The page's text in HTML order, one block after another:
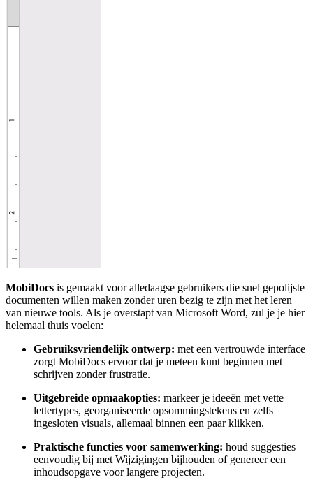
MobiDocs is gemaakt voor alledaagse gebruikers die snel gepolijste
documenten willen maken zonder uren bezig te zijn met het leren
van nieuwe tools. Als je overstapt van Microsoft Word, zul je je hier
helemaal thuis voelen:
Gebruiksvriendelijk ontwerp: met een vertrouwde interface
zorgt MobiDocs ervoor dat je meteen kunt beginnen met
schrijven zonder frustratie.
Uitgebreide opmaakopties: markeer je ideeën met vette
lettertypes, georganiseerde opsommingstekens en zelfs
ingesloten visuals, allemaal binnen een paar klikken.
Praktische functies voor samenwerking: houd suggesties
eenvoudig bij met Wijzigingen bijhouden of genereer een
inhoudsopgave voor langere projecten.